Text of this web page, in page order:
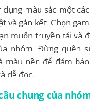
dụng màu sắc một
và gắn kết. Chọn
muốn truyền tải và
nhóm. Đừng quên
màu nền để đảm
dễ đọc.
chung của